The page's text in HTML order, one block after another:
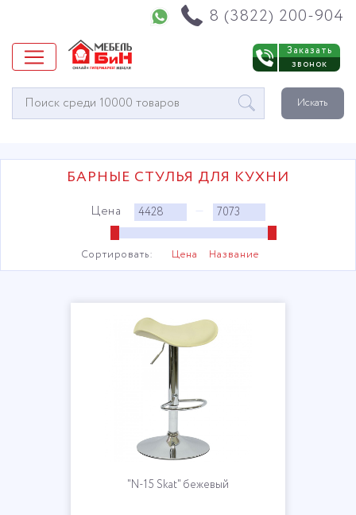
8 (3822) 200-904
Заказать
звонок
Окно
поиска
Искать
БАРНЫЕ СТУЛЬЯ ДЛЯ КУХНИ
Цена —
Сортировать: Цена Название
"N-15 Skat" бежевый